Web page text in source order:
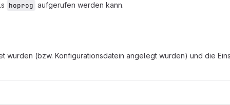
hoprog aufgerufen werden kann.
wurden (bzw. Konfigurationsdatein angelegt wurden) und die